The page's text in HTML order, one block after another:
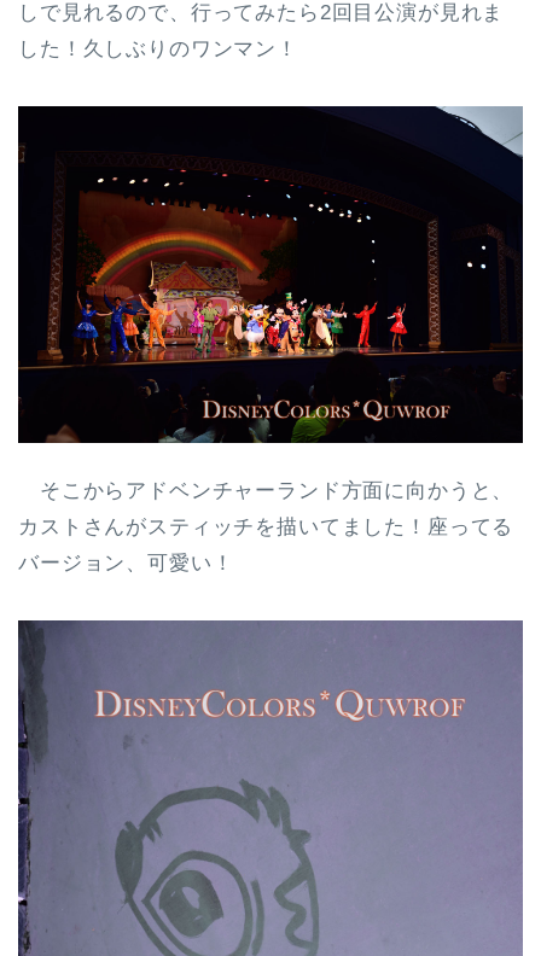
しで見れるので、行ってみたら2回目公演が見れま
した！久しぶりのワンマン！
そこからアドベンチャーランド方面に向かうと、
カストさんがスティッチを描いてました！座ってる
バージョン、可愛い！